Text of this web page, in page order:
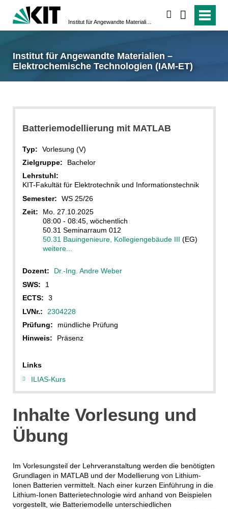
Institut für Angewandte Materialien –
Elektrochemische Technologien (IAM-ET)
Batteriemodellierung mit MATLAB
Typ:
Vorlesung (V)
Zielgruppe:
Bachelor
Lehrstuhl:
KIT-Fakultät für Elektrotechnik und Informationstechnik
Semester:
WS 25/26
Zeit:
Mo. 27.10.2025
08:00 - 08:45, wöchentlich
50.31 Seminarraum 012
50.31 Bauingenieure, Kollegiengebäude III (EG)
weitere...
Dozent:
Dr.-Ing. Andre Weber
SWS:
1
ECTS:
3
LVNr.:
2304228
Prüfung:
mündliche Prüfung
Hinweis:
Präsenz
Links
ILIAS-Kurs
Inhalte Vorlesung und
Übung
Im Vorlesungsteil der Lehrveranstaltung werden die benötigten
Grundlagen in MATLAB und der Modellierung von Lithium-
Ionen Batterien vermittelt. Nach einer kurzen Einführung in die
Lithium-Ionen Batterietechnologie wird anhand von Beispielen
vorgestellt, wie Batteriemodelle unterschiedlichen